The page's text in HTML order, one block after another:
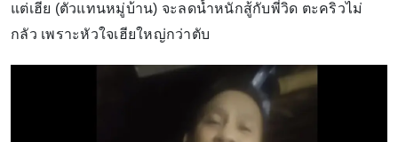
แต่เฮีย (ตัวแทนหมู่บ้าน) จะลดน้ำหนักสู้กับพี่วิด ตะคริวไม่
กลัว เพราะหัวใจเฮียใหญ่กว่าตับ